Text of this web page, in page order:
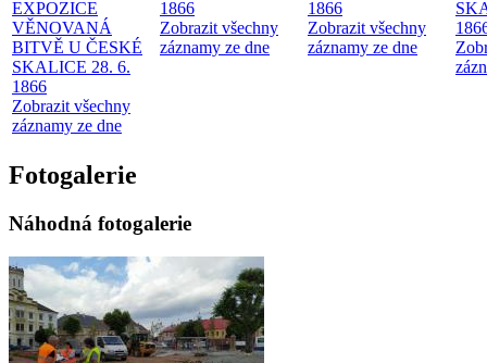
EXPOZICE
VĚNOVANÁ
BITVĚ U ČESKÉ
SKALICE 28. 6.
1866
Zobrazit všechny
záznamy ze dne
1866
Zobrazit všechny
záznamy ze dne
1866
Zobrazit všechny
záznamy ze dne
Fotogalerie
Náhodná fotogalerie